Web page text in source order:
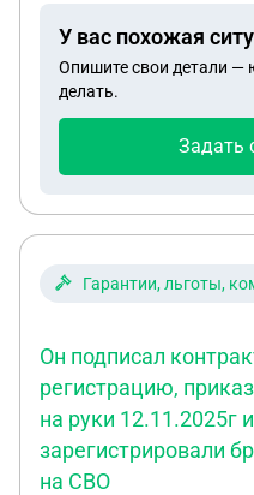
написать на другого
У вас похожая
Опишите свои детали —
делать.
Задать
Гарантии, льготы,
Он подписал
регистрацию,
на руки 12.11.2025г
зарегистрировали
на СВО